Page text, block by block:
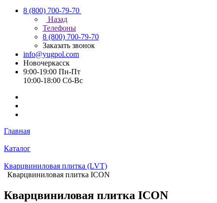
8 (800) 700-79-70
Назад
Телефоны
8 (800) 700-79-70
Заказать звонок
info@yugpol.com
Новочеркаcск
9:00-19:00 Пн-Пт
10:00-18:00 Cб-Вс
Главная
Каталог
Кварцвиниловая плитка (LVT)
Кварцвиниловая плитка ICON
Кварцвиниловая плитка ICON